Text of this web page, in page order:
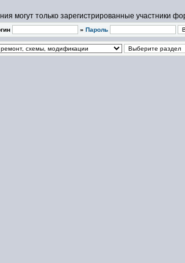
могут только зарегистрированные участники
» Пароль